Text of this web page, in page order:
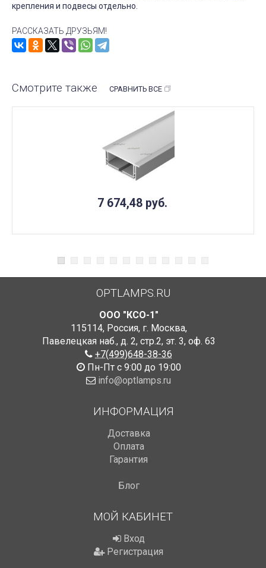
крепления и подвесы отдельно.
РАССКАЗАТЬ ДРУЗЬЯМ!
Смотрите также СРАВНИТЬ ВСЕ
7 674,48 руб.
OPTLAMPS.RU
ООО "КСО-1"
115114, Россия, г. Москва,
Павелецкая наб., д. 2, стр.2, эт. 3, оф. 63
+7(499)648-38-36
Пн-Пт с 9:00 до 19:00
info@optlamps.ru
ИНФОРМАЦИЯ
Доставка
Оплата
Гарантия
Блог
МОЙ КАБИНЕТ
Вход
Регистрация